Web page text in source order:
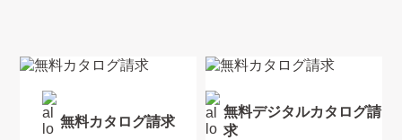
無料カタログ請求
無料デジタルカタログ請
求